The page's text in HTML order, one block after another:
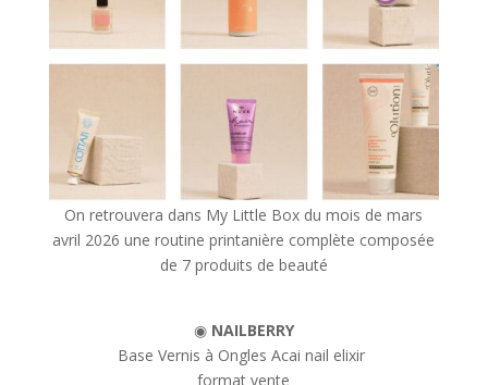
On retrouvera dans My Little Box du mois de mars
avril 2026 une routine printanière complète composée
de 7 produits de beauté
◉ NAILBERRY
Base Vernis à Ongles Acai nail elixir
format vente